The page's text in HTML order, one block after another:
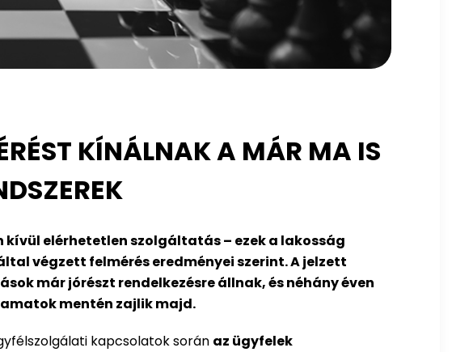
KÍNÁLNAK A MÁR MA IS
elérhetetlen szolgáltatás – ezek a lakosság
végzett felmérés eredményei szerint. A jelzett
már jórészt rendelkezésre állnak, és néhány éven
mentén zajlik majd.
kapcsolatok során az ügyfelek